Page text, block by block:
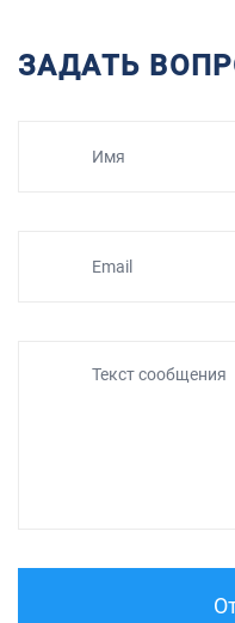
ЗАДАТЬ
Имя
Email
Текст сообщения